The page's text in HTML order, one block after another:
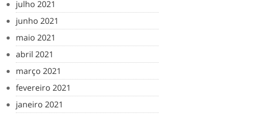
julho 2021
junho 2021
maio 2021
abril 2021
março 2021
fevereiro 2021
janeiro 2021